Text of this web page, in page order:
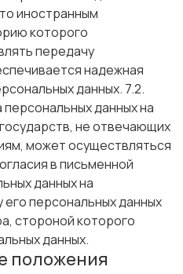
иностранным
которого
передачу
надежная
данных. 7.2.
данных на
не отвечающих
может осуществляться
в письменной
данных на
персональных данных
стороной которого
данных.
положения